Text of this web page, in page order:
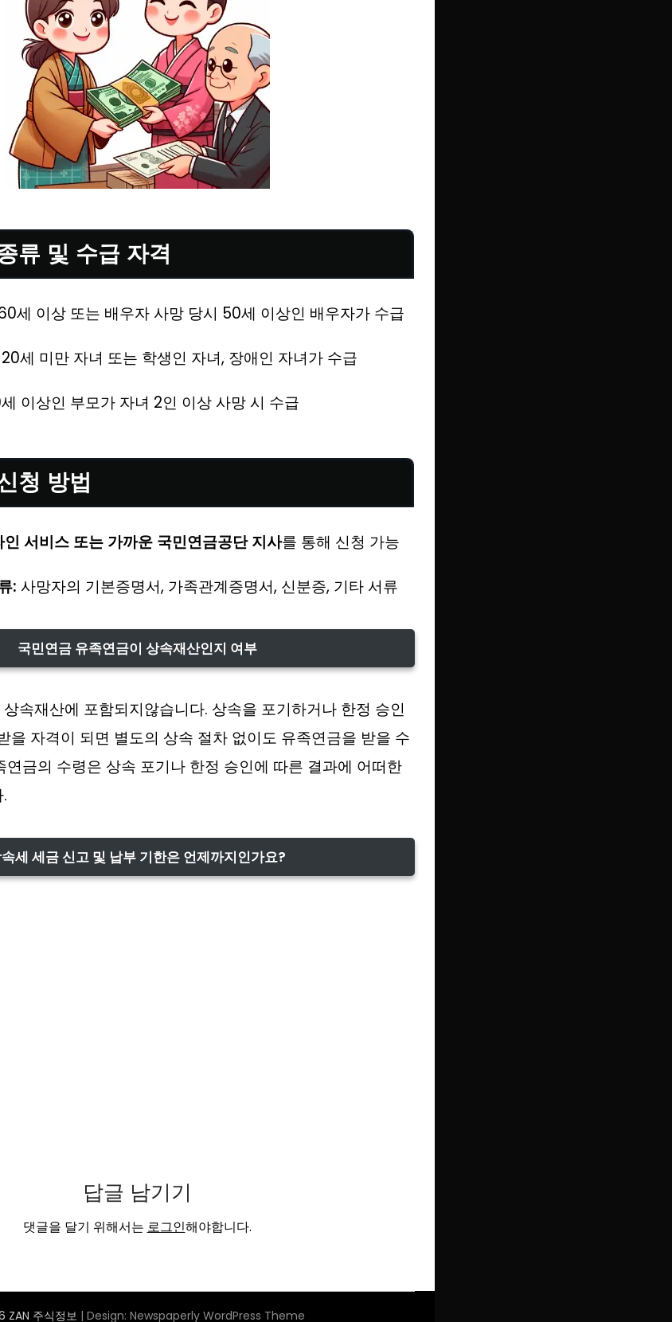
류 및 수급 자격
세 이상 또는 배우자 사망 당시 50세 이상인 배우자가 수급
세 미만 자녀 또는 학생인 자녀, 장애인 자녀가 수급
이상인 부모가 자녀 2인 이상 사망 시 수급
청 방법
서비스 또는 가까운 국민연금공단 지사를 통해 신청 가능
: 사망자의 기본증명서, 가족관계증명서, 신분증, 기타 서류
국민연금 유족연금이 상속재산인지 여부
속재산에 포함되지않습니다. 상속을 포기하거나 한정 승인
을 자격이 되면 별도의 상속 절차 없이도 유족연금을 받을 수
연금의 수령은 상속 포기나 한정 승인에 따른 결과에 어떠한
세 세금 신고 및 납부 기한은 언제까지인가요?
답글 남기기
댓글을 달기 위해서는 로그인해야합니다.
ZAN 주식정보 | Design: Newspaperly WordPress Theme